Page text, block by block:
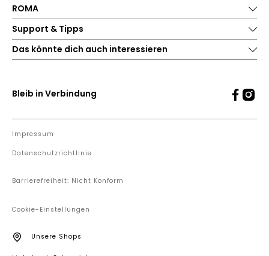
ROMA
Support & Tipps
Das könnte dich auch interessieren
Bleib in Verbindung
Impressum
Datenschutzrichtlinie
Barrierefreiheit: Nicht Konform
Cookie-Einstellungen
Unsere Shops